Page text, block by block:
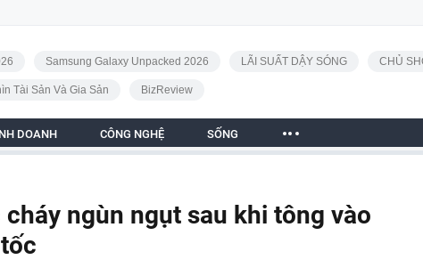
Samsung Galaxy Unpacked 2026 LÃI SUẤT DẬY SÓNG CHỦ
Tài Sản Và Gia Sản BizReview
DOANH CÔNG NGHỆ SỐNG
ngùn ngụt sau khi tông vào